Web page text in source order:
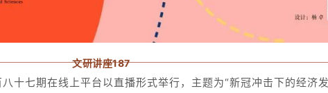
文研讲座187
十七期在线上平台以直播形式举行，主题为“新冠冲击下的经济发